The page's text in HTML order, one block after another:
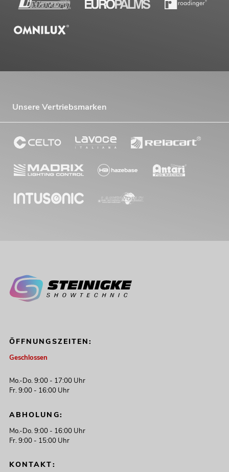
Unsere Vertriebsmarken
ÖFFNUNGSZEITEN:
Geschlossen
Mo.-Do. 9:00 - 17:00 Uhr
Fr. 9:00 - 16:00 Uhr
ABHOLUNG:
Mo.-Do. 9:00 - 16:00 Uhr
Fr. 9:00 - 15:00 Uhr
KONTAKT: